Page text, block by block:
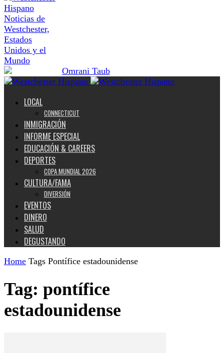
Noticias de
Westchester,
Estados
Unidos y el
Mundo
LOCAL
CONNECTICUT
INMIGRACIÓN
INFORME ESPECIAL
EDUCACIÓN & CAREERS
DEPORTES
COPA MUNDIAL 2026
CULTURA/FAMA
DIVERSIÓN
EVENTOS
DINERO
SALUD
DEGUSTANDO
Home Tags Pontífice estadounidense
Tag: pontífice
estadounidense